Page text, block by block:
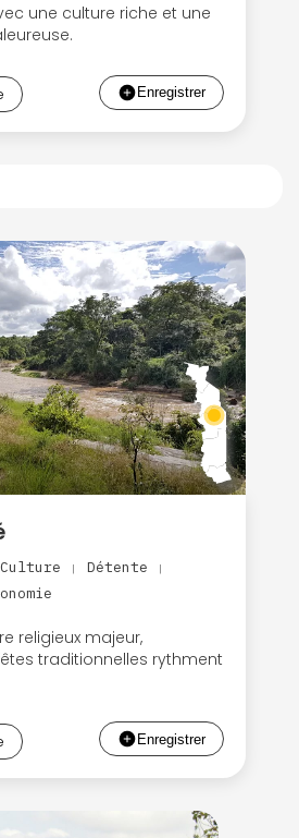
une culture riche et une
Culture | Détente |
religieux majeur,
traditionnelles rythment